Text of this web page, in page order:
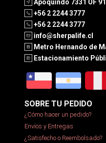
Apoquindo 7331 OF
+56 2 2244 3777
+56 2 2244 3777
info@sherpalife.cl
Metro Hernando de
Estacionamiento
SOBRE TU PEDIDO
¿Cómo hacer un pedido?
Envíos y Entregas
¿Satisfecho o Reembolsado?